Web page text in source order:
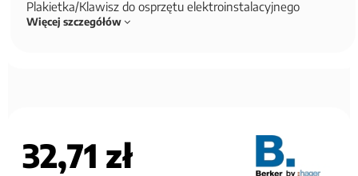
Plakietka/Klawisz do osprzętu elektroinstalacyjnego
Więcej szczegółów
32,71 zł